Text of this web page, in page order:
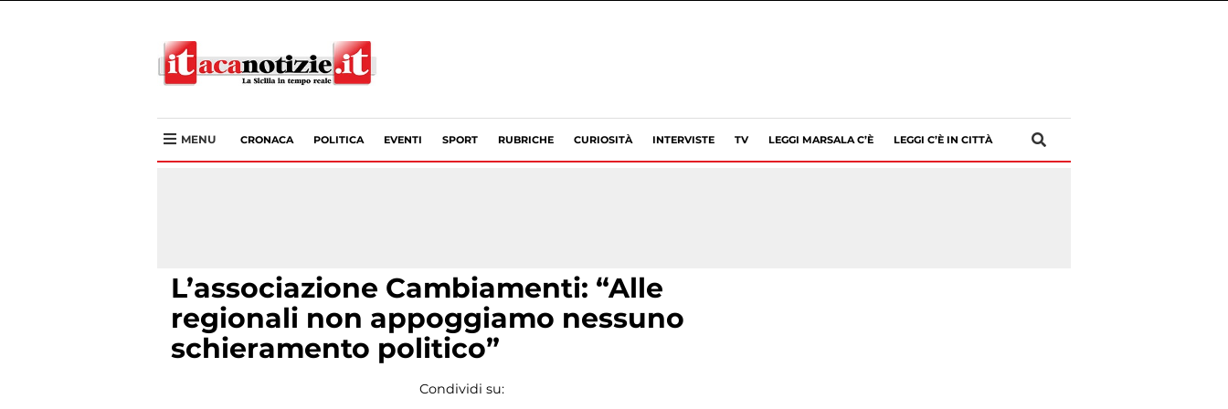
MENU CRONACA POLITICA EVENTI SPORT RUBRICHE CURIOSITÀ INTERVISTE TV LEGGI MARSALA C’È LEGGI C’È IN CITTÀ
L’associazione Cambiamenti: “Alle
regionali non appoggiamo nessuno
schieramento politico”
Condividi su: